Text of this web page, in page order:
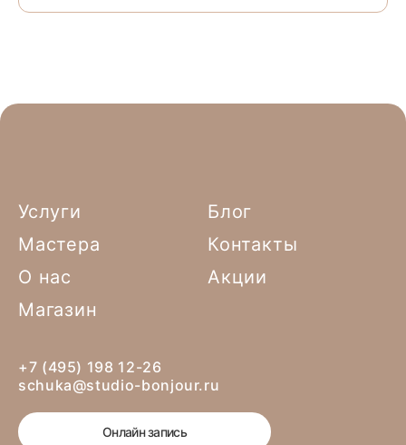
Услуги
Блог
Мастера
Контакты
О нас
Акции
Магазин
+7 (495) 198 12-26
schuka@studio-bonjour.ru
Онлайн запись